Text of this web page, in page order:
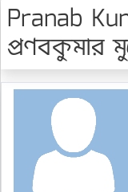
Pranab
প্রণবকুমার